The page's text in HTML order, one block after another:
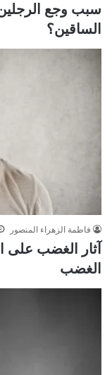
سبب وجع
الساقين؟
فاطمة الزهراء المنصور
آثار الغضب على
الغضب